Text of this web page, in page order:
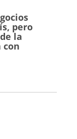
pero
la
con